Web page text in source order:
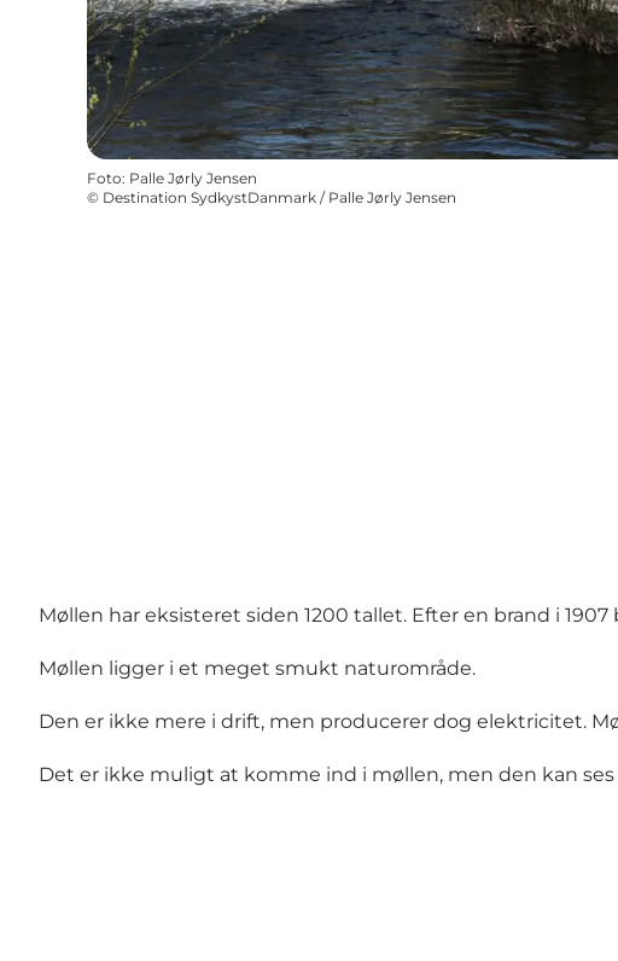
Foto: Palle Jørly Jensen
© Destination SydkystDanmark / Palle Jørly Jensen
Møllen har eksisteret siden 1200 tallet. Efter en brand i
Møllen ligger i et meget smukt naturområde.
Den er ikke mere i drift, men producerer dog elektricitet.
Det er ikke muligt at komme ind i møllen, men den kan ses